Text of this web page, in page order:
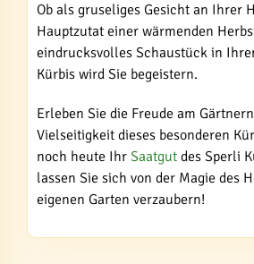
Ob als gruseliges Gesicht an Ihrer
Hauptzutat einer wärmenden
eindrucksvolles Schaustück in
Kürbis wird Sie begeistern.
Erleben Sie die Freude am
Vielseitigkeit dieses besonderen
noch heute Ihr Saatgut des Sperli
lassen Sie sich von der Magie des
eigenen Garten verzaubern!